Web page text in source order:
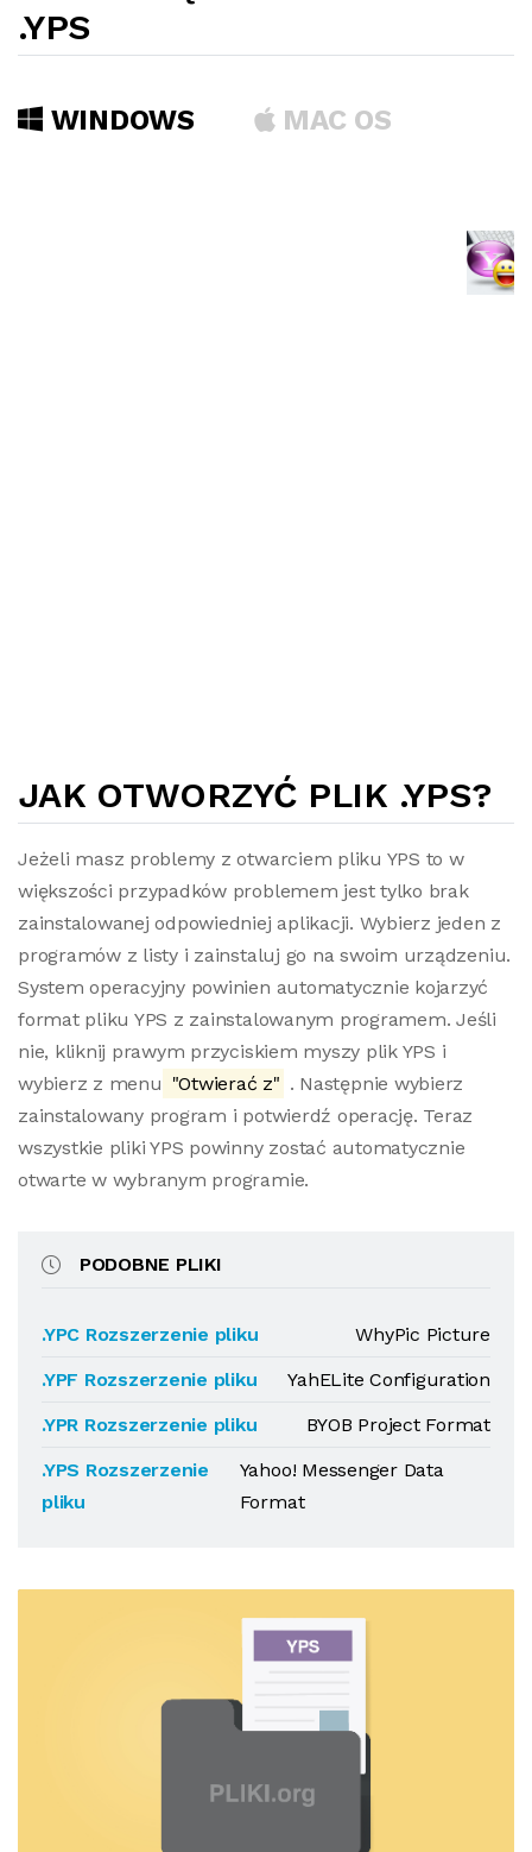
.YPS
WINDOWS MAC OS
JAK OTWORZYĆ PLIK .YPS?
Jeżeli masz problemy z otwarciem pliku YPS to w
większości przypadków problemem jest tylko brak
zainstalowanej odpowiedniej aplikacji. Wybierz jeden z
programów z listy i zainstaluj go na swoim urządzeniu.
System operacyjny powinien automatycznie kojarzyć
format pliku YPS z zainstalowanym programem. Jeśli
nie, kliknij prawym przyciskiem myszy plik YPS i
wybierz z menu "Otwierać z" . Następnie wybierz
zainstalowany program i potwierdź operację. Teraz
wszystkie pliki YPS powinny zostać automatycznie
otwarte w wybranym programie.
PODOBNE PLIKI
.YPC Rozszerzenie pliku
WhyPic Picture
.YPF Rozszerzenie pliku
YahELite Configuration
.YPR Rozszerzenie pliku
BYOB Project Format
.YPS Rozszerzenie
pliku
Yahoo! Messenger Data
Format